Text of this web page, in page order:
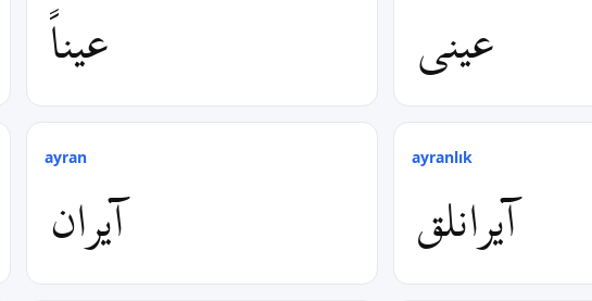
عیناً عینی
ayran
آیران
ayranlık
آیرانلق